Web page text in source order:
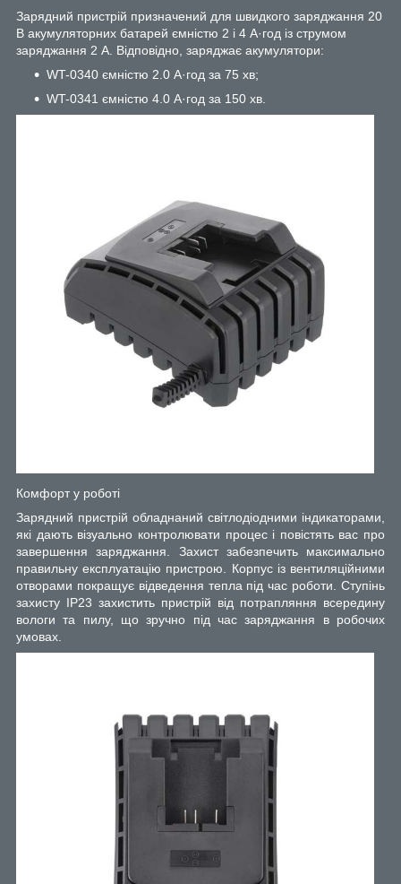
Зарядний пристрій призначений для швидкого заряджання 20
В акумуляторних батарей ємністю 2 і 4 А·год із струмом
заряджання 2 А. Відповідно, заряджає акумулятори:
WT-0340 ємністю 2.0 А·год за 75 хв;
WT-0341 ємністю 4.0 А·год за 150 хв.
Комфорт у роботі
Зарядний пристрій обладнаний світлодіодними індикаторами,
які дають візуально контролювати процес і повістять вас про
завершення заряджання. Захист забезпечить максимально
правильну експлуатацію пристрою. Корпус із вентиляційними
отворами покращує відведення тепла під час роботи. Ступінь
захисту IP23 захистить пристрій від потрапляння всередину
вологи та пилу, що зручно під час заряджання в робочих
умовах.